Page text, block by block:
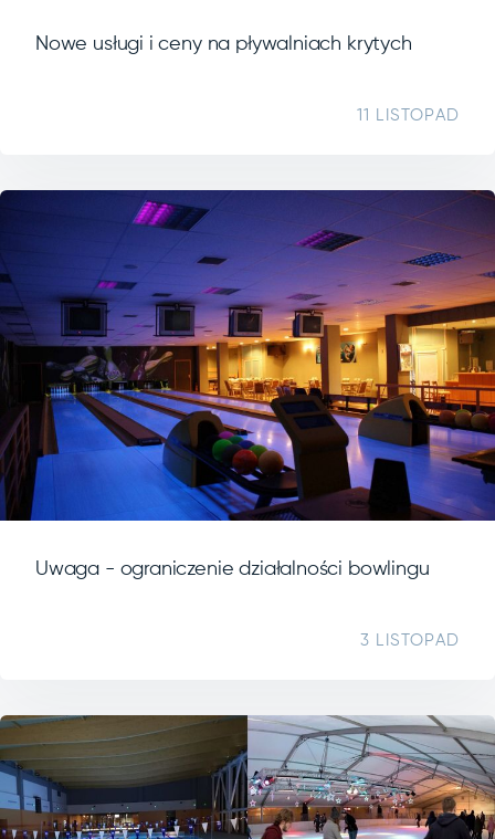
Nowe usługi i ceny na pływalniach krytych
11 LISTOPAD
Uwaga - ograniczenie działalności bowlingu
3 LISTOPAD